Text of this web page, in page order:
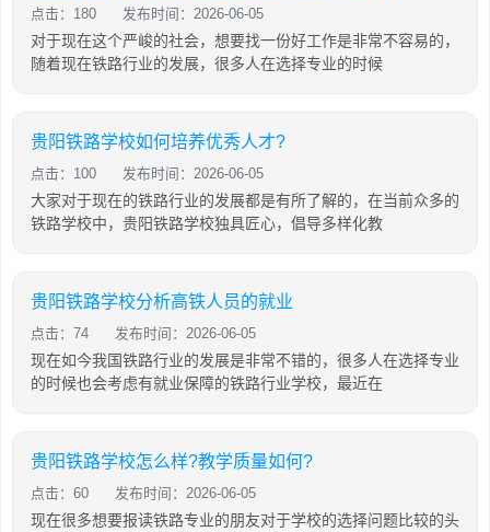
点击：180 发布时间：2026-06-05
对于现在这个严峻的社会，想要找一份好工作是非常不容易的，
随着现在铁路行业的发展，很多人在选择专业的时候
贵阳铁路学校如何培养优秀人才?
点击：100 发布时间：2026-06-05
大家对于现在的铁路行业的发展都是有所了解的，在当前众多的
铁路学校中，贵阳铁路学校独具匠心，倡导多样化教
贵阳铁路学校分析高铁人员的就业
点击：74 发布时间：2026-06-05
现在如今我国铁路行业的发展是非常不错的，很多人在选择专业
的时候也会考虑有就业保障的铁路行业学校，最近在
贵阳铁路学校怎么样?教学质量如何?
点击：60 发布时间：2026-06-05
现在很多想要报读铁路专业的朋友对于学校的选择问题比较的头